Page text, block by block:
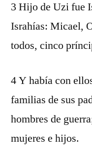
3 Hijo de Uzi fue
Israhías: Micael,
todos, cinco
4 Y había con
familias de sus
hombres de
mujeres e hijos.